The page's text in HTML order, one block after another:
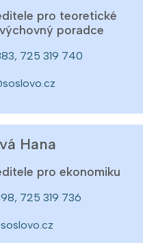
pro teoretické
poradce
725 319 740
Hana
pro ekonomiku
725 319 736